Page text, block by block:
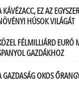
KÁVÉZACC, EZ AZ
HÚSOK VILÁGÁT
FÉLMILLIÁRD EURÓ
GAZDÁKHOZ
GAZDASÁG OKOS